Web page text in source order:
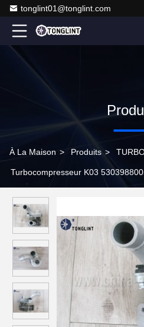
tonglint01@tonglint.com
À La Maison > Produits >
Turbocompresseur K03